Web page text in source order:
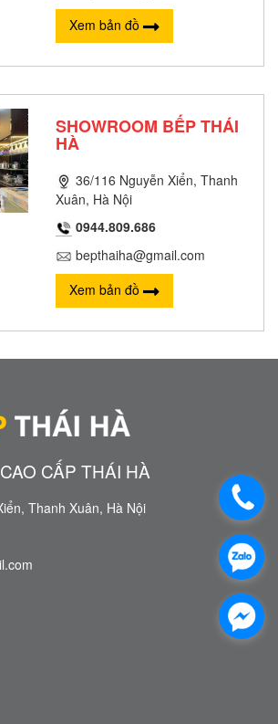
Xem bản đồ
SHOWROOM BẾP THÁI
HÀ
36/116 Nguyễn Xiển, Thanh
Xuân, Hà Nội
0944.809.686
bepthaiha@gmail.com
Xem bản đồ
CẤP THÁI HÀ
Thanh Xuân, Hà Nội